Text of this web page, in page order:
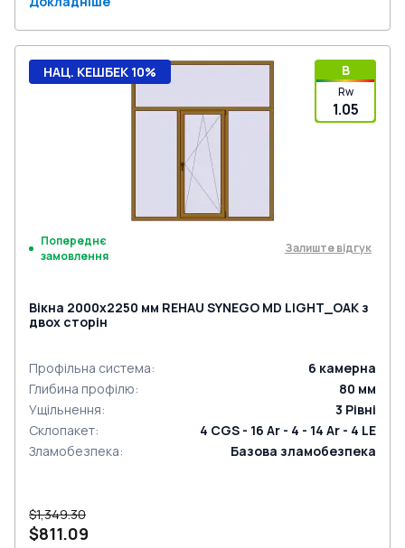
B
Rw
1.05
НАЦ. КЕШБЕК 10%
Попереднє
замовлення
Залиште відгук
Вікна 2000x2250 мм REHAU SYNEGO MD LIGHT_OAK з
двох сторін
Профільна система: 6 камерна
Глибина профілю: 80 мм
Ущільнення: 3 Рівні
Склопакет:
4 CGS - 16 Ar - 4 - 14 Ar - 4 LE
Зламобезпека: Базова зламобезпека
$1,349.30
$811.09